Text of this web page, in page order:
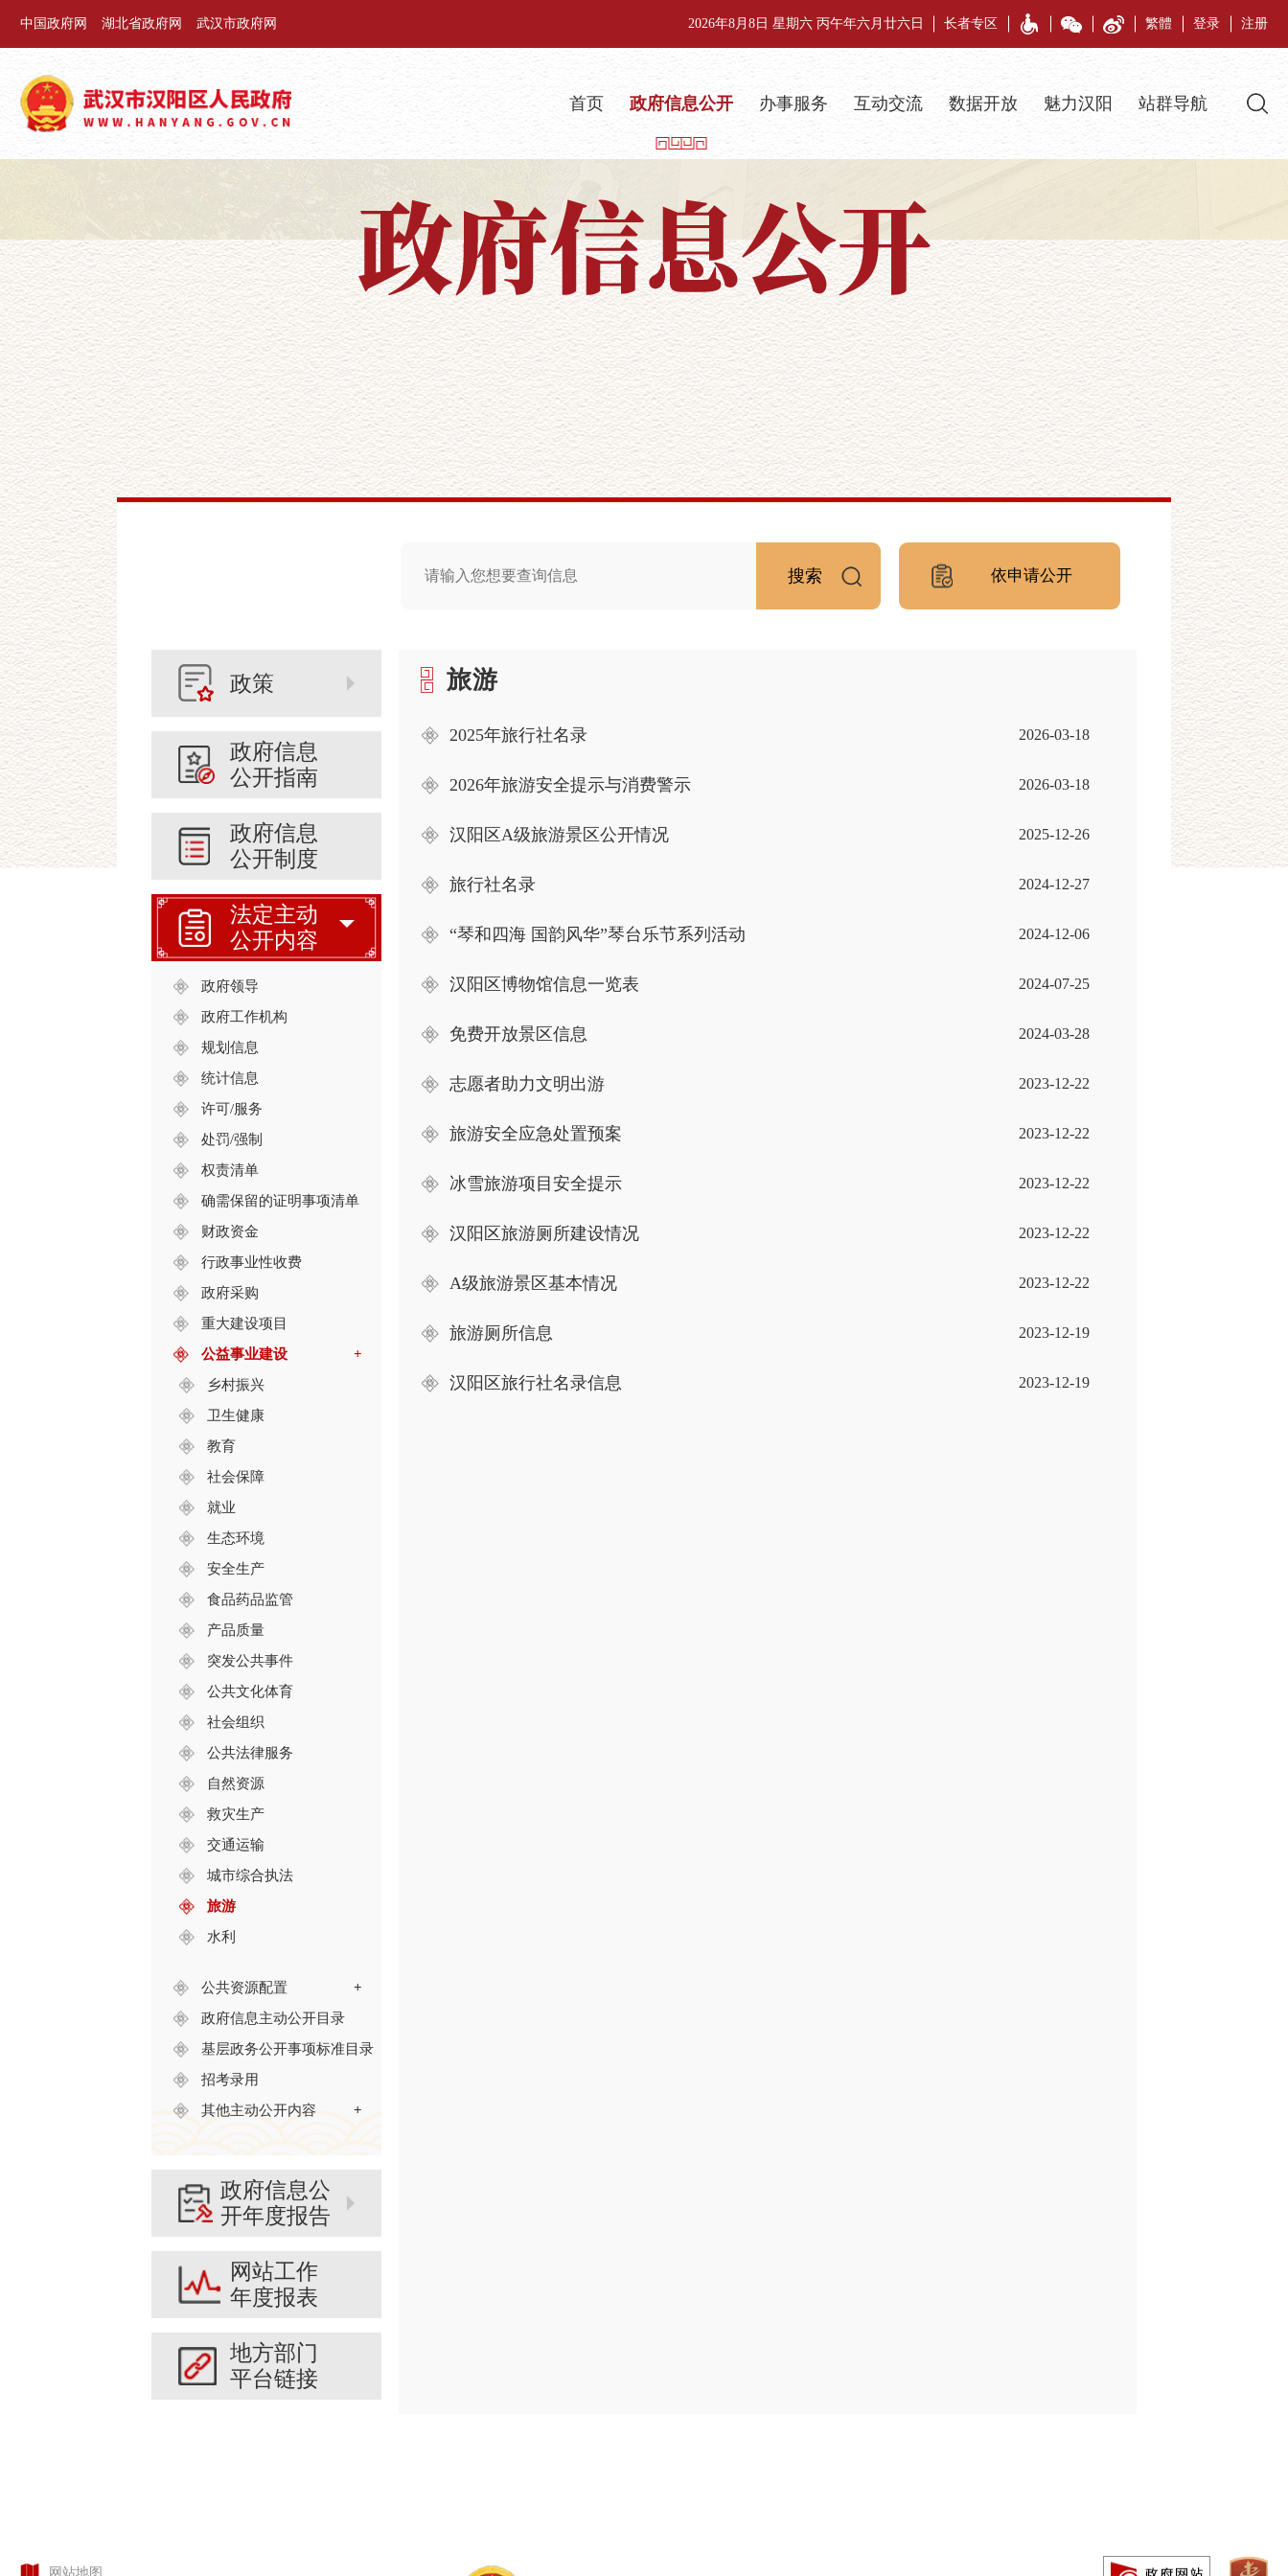
中国政府网 湖北省政府网 武汉市政府网 2026年8月8日 星期六 丙午年六月廿六日 长者专区 繁體 登录 注册
首页 政府信息公开 办事服务 互动交流 数据开放 魅力汉阳 站群导航
搜索 依申请公开
政策
政府信息
公开指南
政府信息
公开制度
法定主动
公开内容
政府领导
政府工作机构
规划信息
统计信息
许可/服务
处罚/强制
权责清单
确需保留的证明事项清单
财政资金
行政事业性收费
政府采购
重大建设项目
公益事业建设
+
乡村振兴
卫生健康
教育
社会保障
就业
生态环境
安全生产
食品药品监管
产品质量
突发公共事件
公共文化体育
社会组织
公共法律服务
自然资源
救灾生产
交通运输
城市综合执法
旅游
水利
公共资源配置
+
政府信息主动公开目录
基层政务公开事项标准目录
招考录用
其他主动公开内容
+
政府信息公
开年度报告
网站工作
年度报表
地方部门
平台链接
旅游
2025年旅行社名录 2026-03-18
2026年旅游安全提示与消费警示 2026-03-18
汉阳区A级旅游景区公开情况 2025-12-26
旅行社名录 2024-12-27
“琴和四海 国韵风华”琴台乐节系列活动 2024-12-06
汉阳区博物馆信息一览表 2024-07-25
免费开放景区信息 2024-03-28
志愿者助力文明出游 2023-12-22
旅游安全应急处置预案 2023-12-22
冰雪旅游项目安全提示 2023-12-22
汉阳区旅游厕所建设情况 2023-12-22
A级旅游景区基本情况 2023-12-22
旅游厕所信息 2023-12-19
汉阳区旅行社名录信息 2023-12-19
网站地图